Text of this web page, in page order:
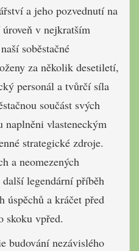
a jeho pozvednutí na
v nejkratším
soběstačné
za několik desetiletí,
personál a tvůrčí síla
součást svých
naplněni vlasteneckým
strategické zdroje.
a neomezených
legendární příběh
úspěchů a kráčet před
skoku vpřed.
budování nezávislého